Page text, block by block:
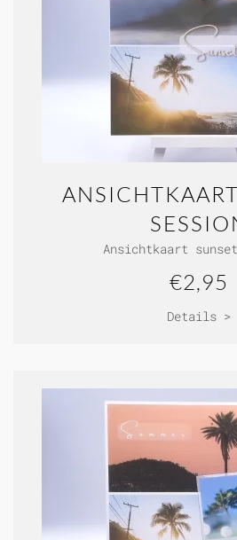
Ansichtkaart
€2,95
Details >